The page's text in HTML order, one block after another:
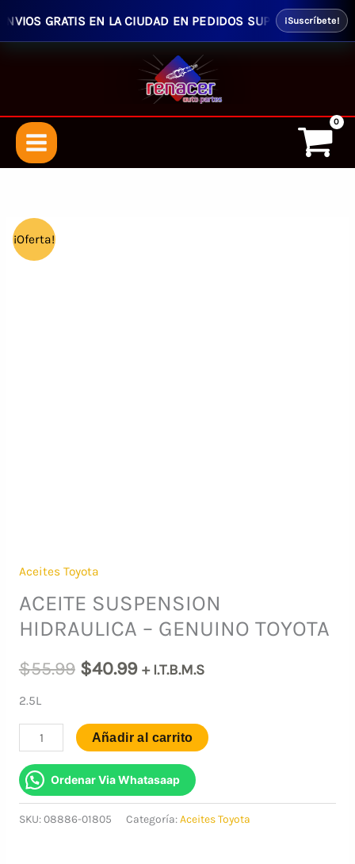
GRATIS EN LA CIUDAD EN PEDIDOS SUPERIORES¡Suscríbete!
¡Oferta!
Aceites Toyota
ACEITE SUSPENSION
HIDRAULICA – GENUINO TOYOTA
$55.99 El
original
era:
$55.99.
$40.99El
actual
es:
$40.99.
+ I.T.B.M.S
2.5L
ACEITE
HIDRAULICA
-
GENUINO
Añadir al carrito
Ordenar Via Whatasaap
SKU:08886-01805 Categoría:Aceites Toyota